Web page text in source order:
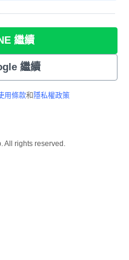
繼續
繼續
用條款和 隱私權政策
All rights reserved.